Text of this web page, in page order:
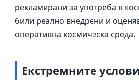
рекламирани за употреба в
били реално внедрени и
оперативна космическа среда.
Екстремните